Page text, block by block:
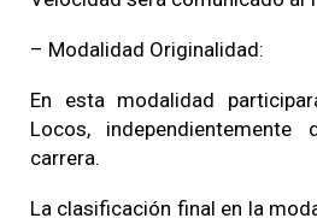
– Modalidad Originalidad:
En esta modalidad
Locos,
carrera.
La clasificación final en la